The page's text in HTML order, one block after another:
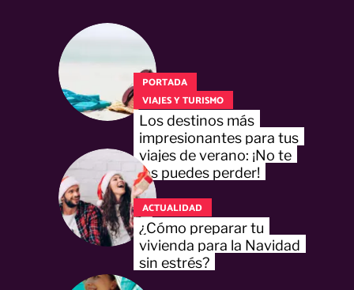
PORTADA
VIAJES Y TURISMO
Los destinos más
impresionantes para tus
viajes de verano: ¡No te
los puedes perder!
ACTUALIDAD
¿Cómo preparar tu
vivienda para la Navidad
sin estrés?